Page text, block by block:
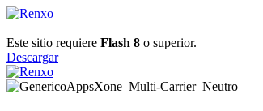
Este sitio requiere Flash 8 o superior.
Descargar